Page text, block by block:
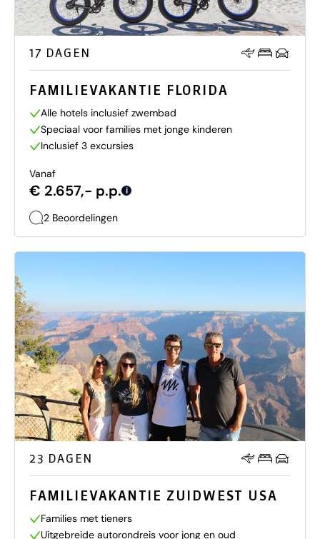
17 DAGEN
FAMILIEVAKANTIE FLORIDA
Alle hotels inclusief zwembad
Speciaal voor families met jonge kinderen
Inclusief 3 excursies
Vanaf
€ 2.657,- p.p. i
2 Beoordelingen
23 DAGEN
FAMILIEVAKANTIE ZUIDWEST USA
Families met tieners
Uitgebreide autorondreis voor jong en oud